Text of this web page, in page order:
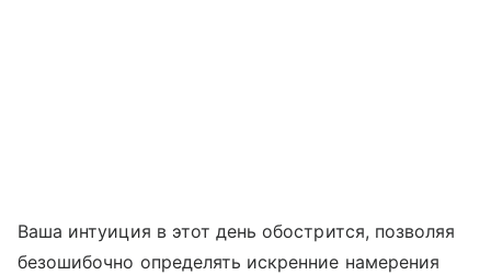
Ваша интуиция в этот день обострится, позволяя
безошибочно определять искренние намерения